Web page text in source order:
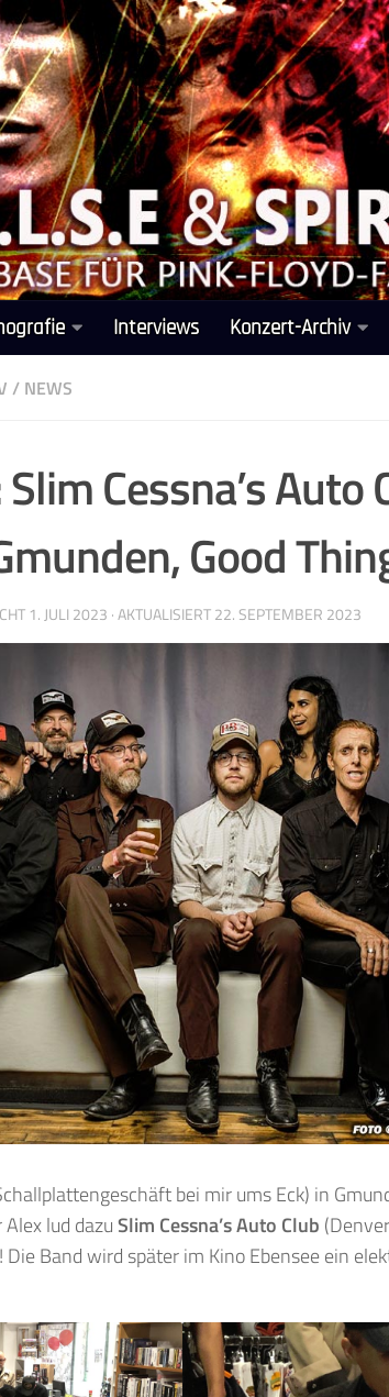
Interviews Konzert-Archiv
/ NEWS
Cessna’s Auto
Good
1. JULI 2023 · AKTUALISIERT22. SEPTEMBER 2023
bei mir ums Eck) in
lud dazuSlim Cessna’s Auto Club
Band wird später im Kino Ebensee ein